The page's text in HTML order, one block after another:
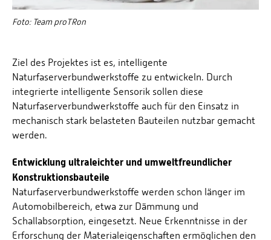
Foto: Team proTRon
Ziel des Projektes ist es, intelligente
Naturfaserverbundwerkstoffe zu entwickeln. Durch
integrierte intelligente Sensorik sollen diese
Naturfaserverbundwerkstoffe auch für den Einsatz in
mechanisch stark belasteten Bauteilen nutzbar gemacht
werden.
Entwicklung ultraleichter und umweltfreundlicher
Konstruktionsbauteile
Naturfaserverbundwerkstoffe werden schon länger im
Automobilbereich, etwa zur Dämmung und
Schallabsorption, eingesetzt. Neue Erkenntnisse in der
Erforschung der Materialeigenschaften ermöglichen den